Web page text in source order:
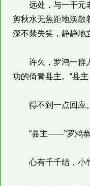
远处，与一干元老
剪秋水无焦距地涣散
深不禁失笑，静静地
许久，罗鸿一群人
功的倚青县主。“县
得不到一点回应。
“县主——”罗鸿恭
心有千千结，小竹